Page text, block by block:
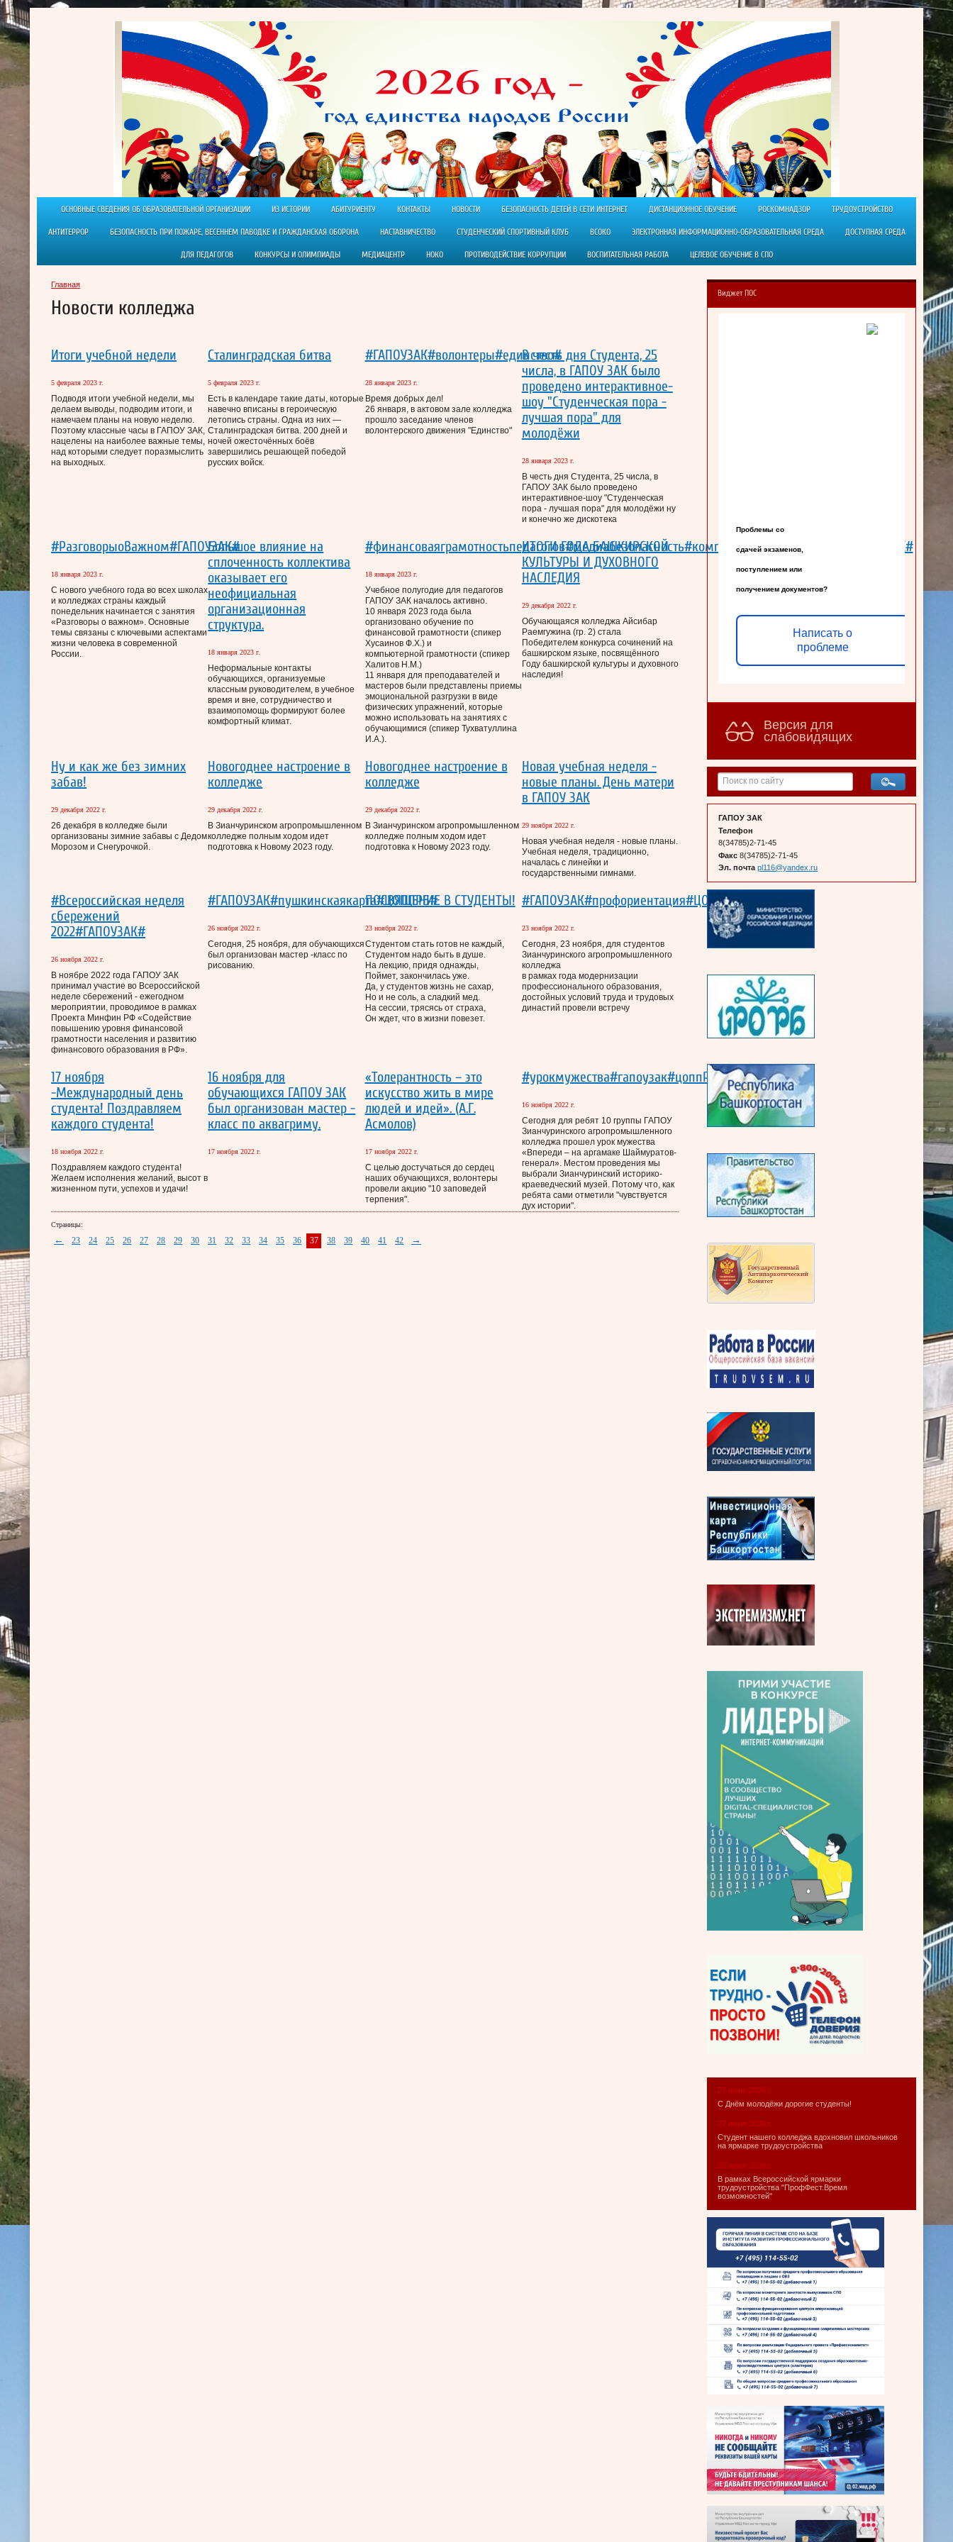
ОСНОВНЫЕ СВЕДЕНИЯ ОБ ОБРАЗОВАТЕЛЬНОЙ ОРГАНИЗАЦИИ ИЗ ИСТОРИИ АБИТУРИЕНТУ КОНТАКТЫ НОВОСТИ БЕЗОПАСНОСТЬ ДЕТЕЙ В СЕТИ ИНТЕРНЕТ ДИСТАНЦИОННОЕ ОБУЧЕНИЕ РОСКОМНАДЗОР ТРУДОУСТРОЙСТВО
АНТИТЕРРОР БЕЗОПАСНОСТЬ ПРИ ПОЖАРЕ, ВЕСЕННЕМ ПАВОДКЕ И ГРАЖДАНСКАЯ ОБОРОНА НАСТАВНИЧЕСТВО СТУДЕНЧЕСКИЙ СПОРТИВНЫЙ КЛУБ ВСОКО ЭЛЕКТРОННАЯ ИНФОРМАЦИОННО-ОБРАЗОВАТЕЛЬНАЯ СРЕДА ДОСТУПНАЯ СРЕДА
ДЛЯ ПЕДАГОГОВ КОНКУРСЫ И ОЛИМПИАДЫ МЕДИАЦЕНТР НОКО ПРОТИВОДЕЙСТВИЕ КОРРУПЦИИ ВОСПИТАТЕЛЬНАЯ РАБОТА ЦЕЛЕВОЕ ОБУЧЕНИЕ В СПО
Главная
Новости колледжа
Итоги учебной недели
5 февраля 2023 г.
Подводя итоги учебной недели, мы
делаем выводы, подводим итоги, и
намечаем планы на новую неделю.
Поэтому классные часы в ГАПОУ ЗАК,
нацелены на наиболее важные темы,
над которыми следует поразмыслить
на выходных.
Сталинградская битва
5 февраля 2023 г.
Есть в календаре такие даты, которые
навечно вписаны в героическую
летопись страны. Одна из них —
Сталинградская битва. 200 дней и
ночей ожесточённых боёв
завершились решающей победой
русских войск.
#ГАПОУЗАК#волонтеры#единство#
28 января 2023 г.
Время добрых дел!
26 января, в актовом зале колледжа
прошло заседание членов
волонтерского движения "Единство"
В честь дня Студента, 25
числа, в ГАПОУ ЗАК было
проведено интерактивное-
шоу "Студенческая пора -
лучшая пора" для
молодёжи
28 января 2023 г.
В честь дня Студента, 25 числа, в
ГАПОУ ЗАК было проведено
интерактивное-шоу "Студенческая
пора - лучшая пора" для молодёжи ну
и конечно же дискотека
#РазговорыоВажном#ГАПОУЗАК#
18 января 2023 г.
С нового учебного года во всех школах
и колледжах страны каждый
понедельник начинается с занятия
«Разговоры о важном». Основные
темы связаны с ключевыми аспектами
жизни человека в современной
России.
Большое влияние на
сплоченность коллектива
оказывает его
неофициальная
организационная
структура.
18 января 2023 г.
Неформальные контакты
обучающихся, организуемые
классным руководителем, в учебное
время и вне, сотрудничество и
взаимопомощь формируют более
комфортный климат.
#финансоваяграмотностьпедагогов#медиабезопасность#компьютернаяграмотность#ГАПОУЗАК#
18 января 2023 г.
Учебное полугодие для педагогов
ГАПОУ ЗАК началось активно.
10 января 2023 года была
организовано обучение по
финансовой грамотности (спикер
Хусаинов Ф.Х.) и
компьютерной грамотности (спикер
Халитов Н.М.)
11 января для преподавателей и
мастеров были представлены приемы
эмоциональной разгрузки в виде
физических упражнений, которые
можно использовать на занятиях с
обучающимися (спикер Тухватуллина
И.А.).
ИТОГИ ГОДА БАШКИРСКОЙ
КУЛЬТУРЫ И ДУХОВНОГО
НАСЛЕДИЯ
29 декабря 2022 г.
Обучающаяся колледжа Айсибар
Раемгужина (гр. 2) стала
Победителем конкурса сочинений на
башкирском языке, посвящённого
Году башкирской культуры и духовного
наследия!
Ну и как же без зимних
забав!
29 декабря 2022 г.
26 декабря в колледже были
организованы зимние забавы с Дедом
Морозом и Снегурочкой.
Новогоднее настроение в
колледже
29 декабря 2022 г.
В Зианчуринском агропромышленном
колледже полным ходом идет
подготовка к Новому 2023 году.
Новогоднее настроение в
колледже
29 декабря 2022 г.
В Зианчуринском агропромышленном
колледже полным ходом идет
подготовка к Новому 2023 году.
Новая учебная неделя -
новые планы. День матери
в ГАПОУ ЗАК
29 ноября 2022 г.
Новая учебная неделя - новые планы.
Учебная неделя, традиционно,
началась с линейки и
государственными гимнами.
#Всероссийская неделя
сбережений
2022#ГАПОУЗАК#
26 ноября 2022 г.
В ноябре 2022 года ГАПОУ ЗАК
принимал участие во Всероссийской
неделе сбережений - ежегодном
мероприятии, проводимое в рамках
Проекта Минфин РФ «Содействие
повышению уровня финансовой
грамотности населения и развитию
финансового образования в РФ».
#ГАПОУЗАК#пушкинскаякарта#ЦОППРБ#
26 ноября 2022 г.
Сегодня, 25 ноября, для обучающихся
был организован мастер -класс по
рисованию.
ПОСВЯЩЕНИЕ В СТУДЕНТЫ!
23 ноября 2022 г.
Студентом стать готов не каждый,
Студентом надо быть в душе.
На лекцию, придя однажды,
Поймет, закончилась уже.
Да, у студентов жизнь не сахар,
Но и не соль, а сладкий мед.
На сессии, трясясь от страха,
Он ждет, что в жизни повезет.
#ГАПОУЗАК#профориентация#ЦОППРБ#
23 ноября 2022 г.
Сегодня, 23 ноября, для студентов
Зианчуринского агропромышленного
колледжа
в рамках года модернизации
профессионального образования,
достойных условий труда и трудовых
династий провели встречу
17 ноября
-Международный день
студента! Поздравляем
каждого студента!
18 ноября 2022 г.
Поздравляем каждого студента!
Желаем исполнения желаний, высот в
жизненном пути, успехов и удачи!
16 ноября для
обучающихся ГАПОУ ЗАК
был организован мастер -
класс по аквагриму.
17 ноября 2022 г.
«Толерантность – это
искусство жить в мире
людей и идей». (А.Г.
Асмолов)
17 ноября 2022 г.
С целью достучаться до сердец
наших обучающихся, волонтеры
провели акцию "10 заповедей
терпения".
#урокмужества#гапоузак#цоппРБ#
16 ноября 2022 г.
Сегодня для ребят 10 группы ГАПОУ
Зианчуринского агропромышленного
колледжа прошел урок мужества
«Впереди – на аргамаке Шаймуратов-
генерал». Местом проведения мы
выбрали Зианчуринский историко-
краеведческий музей. Потому что, как
ребята сами отметили "чувствуется
дух истории".
Страницы:
← 23 24 25 26 27 28 29 30 31 32 33 34 35 36 37 38 39 40 41 42 →
Виджет ПОС
Проблемы со
сдачей экзаменов,
поступлением или
получением документов?
Написать о
проблеме
Версия для
слабовидящих
ГАПОУ ЗАК
Телефон
8(34785)2-71-45
Факс 8(34785)2-71-45
Эл. почта pl116@yandex.ru
27 июня 2026 г.
С Днём молодёжи дорогие студенты!
27 июня 2026 г.
Студент нашего колледжа вдохновил школьников
на ярмарке трудоустройства
26 июня 2026 г.
В рамках Всероссийской ярмарки
трудоустройства "ПрофФест.Время
возможностей"